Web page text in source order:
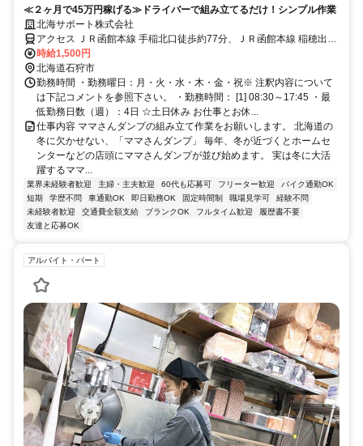
≪２ヶ月で45万円稼げる≫ドライバーで組み立てるだけ！シンプル作業
北海サポート株式会社
アクセス ＪＲ函館本線 手稲北口徒歩約77分、ＪＲ函館本線 稲穂出入
口1徒歩約79分、ＪＲ函館本線 星置南口徒歩約80分
時給1,500円
北海道石狩市
勤務時間 ・勤務曜日：月・火・水・木・金・祝※ 注釈内容について
は下記コメントを参照下さい。 ・勤務時間： [1] 08:30～17:45 ・最
低勤務日数（週）：4日 ☆土日休み お仕事とお休...
仕事内容 ママさんダンプの組み立て作業をお願いします。 北海道の
冬に欠かせない、「ママさんダンプ」 毎年、冬が近づくとホームセ
ンターなどの店頭にママさんダンプが並び始めます。 実は冬に大活
躍するママ...
業界未経験者歓迎 主婦・主夫歓迎 60代も応募可 フリーター歓迎
バイク通勤OK
短期
学歴不問 車通勤OK 即日勤務OK 固定時間制 職場見学可
経験不問
未経験者歓迎
交通費全額支給 ブランクOK フルタイム歓迎
履歴書不要
友達と応募OK
アルバイト・パート